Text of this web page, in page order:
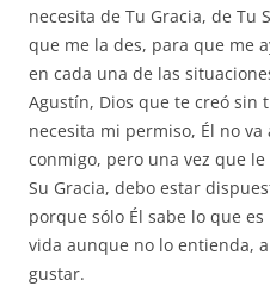
necesita de Tu Gracia, de Tu
que me la des, para que me
en cada una de las
Agustín, Dios que te creó sin
necesita mi permiso, Él no
conmigo, pero una vez que
Su Gracia, debo estar
porque sólo Él sabe lo que
vida aunque no lo entienda,
gustar.